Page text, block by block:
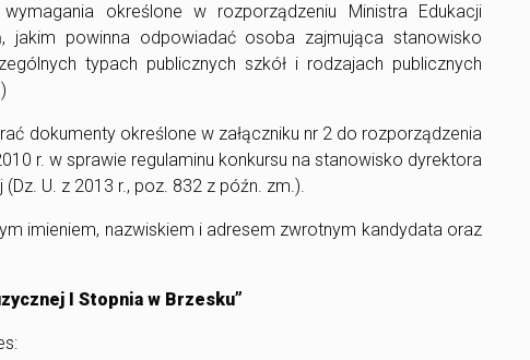
określone w rozporządzeniu Ministra Edukacji
powinna odpowiadać osoba zajmująca stanowisko
typach publicznych szkół i rodzajach publicznych
dokumenty określone w załączniku nr 2 do rozporządzenia
r. w sprawie regulaminu konkursu na stanowisko dyrektora
U. z 2013 r., poz. 832 z późn. zm.).
imieniem, nazwiskiem i adresem zwrotnym kandydata oraz
I Stopnia w Brzesku”